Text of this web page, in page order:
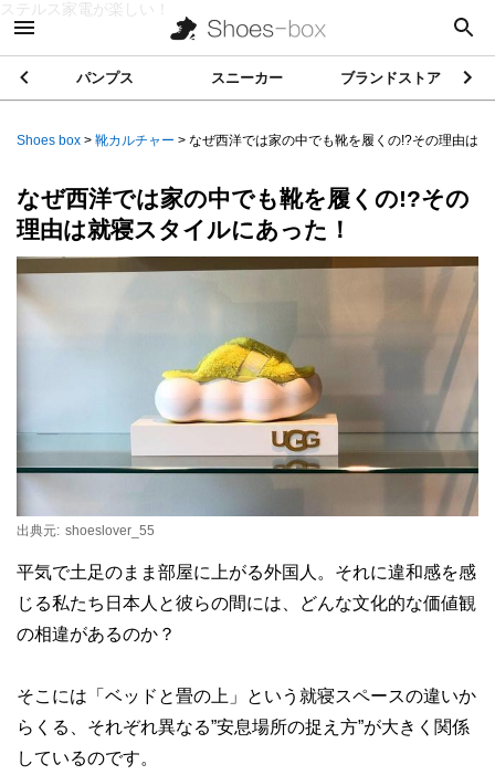
ステルス家電が楽しい！
パンプス スニーカー ブランドストア
Shoes box > 靴カルチャー > なぜ西洋では家の中でも靴を履くの!?その理由は...
なぜ西洋では家の中でも靴を履くの!?その
理由は就寝スタイルにあった！
出典元: shoeslover_55
平気で土足のまま部屋に上がる外国人。それに違和感を感
じる私たち日本人と彼らの間には、どんな文化的な価値観
の相違があるのか？
そこには「ベッドと畳の上」という就寝スペースの違いか
らくる、それぞれ異なる”安息場所の捉え方”が大きく関係
しているのです。